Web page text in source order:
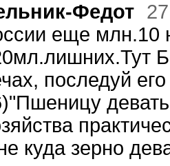
Федот
еще млн.10
последуй
девать
куда зерно